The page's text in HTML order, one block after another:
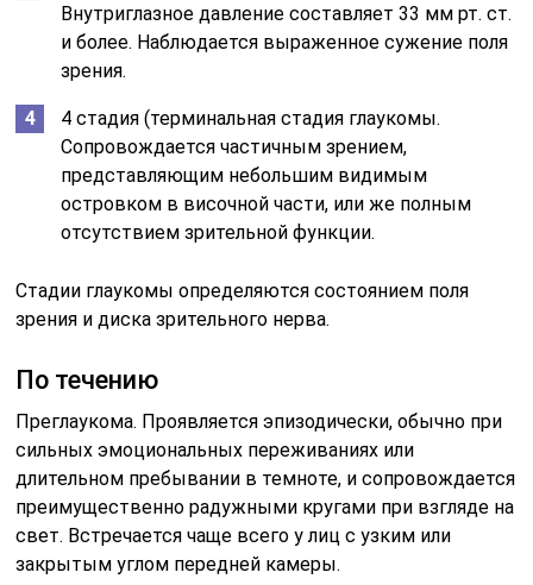
Внутриглазное давление составляет 33 мм рт. ст.
и более. Наблюдается выраженное сужение поля
зрения.
4 стадия (терминальная стадия глаукомы.
Сопровождается частичным зрением,
представляющим небольшим видимым
островком в височной части, или же полным
отсутствием зрительной функции.
Стадии глаукомы определяются состоянием поля
зрения и диска зрительного нерва.
По течению
Преглаукома. Проявляется эпизодически, обычно при
сильных эмоциональных переживаниях или
длительном пребывании в темноте, и сопровождается
преимущественно радужными кругами при взгляде на
свет. Встречается чаще всего у лиц с узким или
закрытым углом передней камеры.